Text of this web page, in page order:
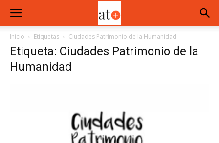
Inicio Etiquetas Ciudades Patrimonio de la Humanidad
Etiqueta: Ciudades Patrimonio de la
Humanidad